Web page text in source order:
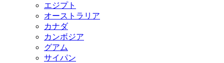
エジプト
オーストラリア
カナダ
カンボジア
グアム
サイパン